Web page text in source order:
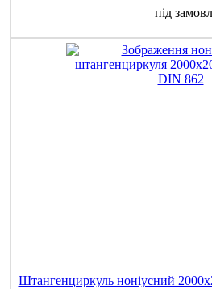
під
Штангенциркуль ноніусний